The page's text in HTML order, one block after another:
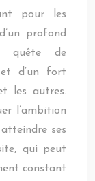
pour les
profond
quête de
et d’un fort
les autres.
l’ambition
ses
qui peut
constant